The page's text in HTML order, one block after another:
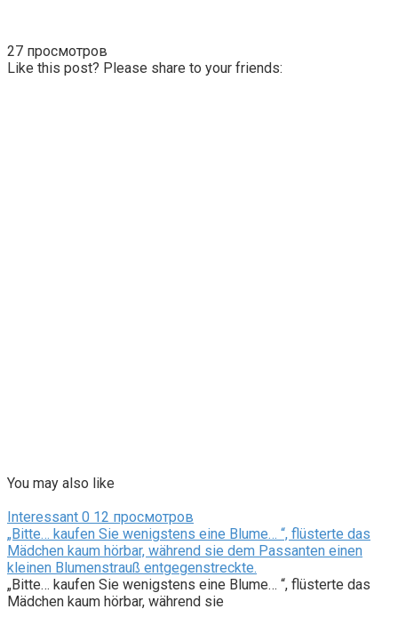
27 просмотров
Like this post? Please share to your friends:
You may also like
Interessant 0 12 просмотров
„Bitte… kaufen Sie wenigstens eine Blume… “, flüsterte das
Mädchen kaum hörbar, während sie dem Passanten einen
kleinen Blumenstrauß entgegenstreckte.
„Bitte… kaufen Sie wenigstens eine Blume… “, flüsterte das
Mädchen kaum hörbar, während sie